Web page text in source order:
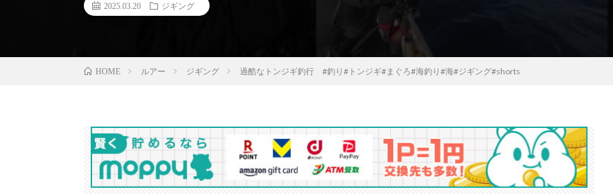
2025.03.20 ジギング
HOME ルアー ジギング 過酷なトンジギ釣行 #釣り#トンジギ#まぐろ#海釣り#海#ジギング#shorts